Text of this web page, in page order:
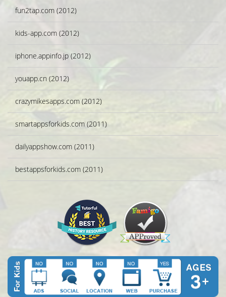
fun2tap.com (2012)
kids-app.com (2012)
iphone.appinfo.jp (2012)
youapp.cn (2012)
crazymikesapps.com (2012)
smartappsforkids.com (2011)
dailyappshow.com (2011)
bestappsforkids.com (2011)